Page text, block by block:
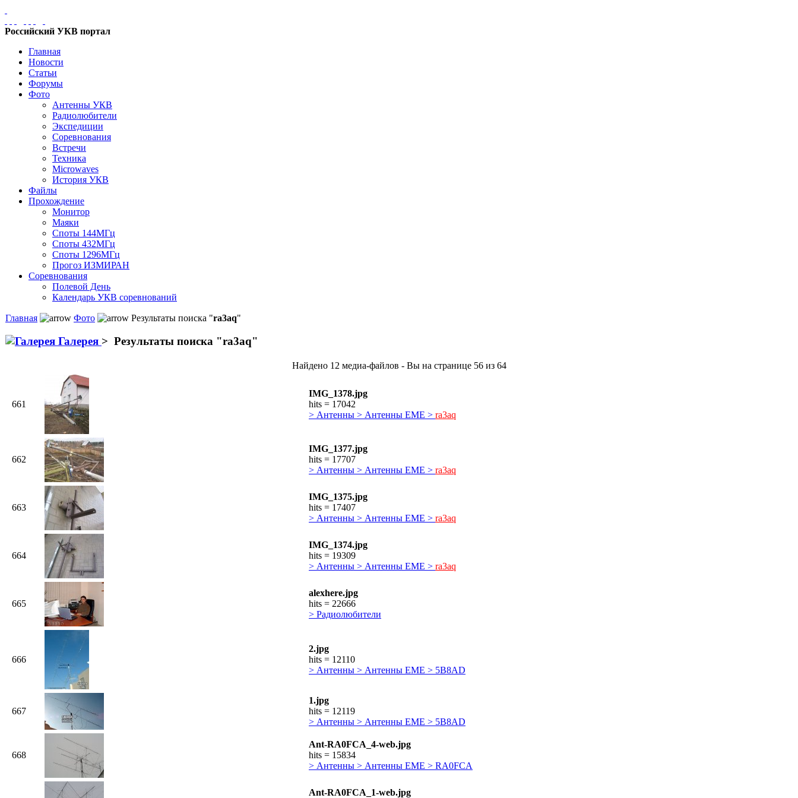
Российский УКВ портал
Главная
Новости
Статьи
Форумы
Фото
Антенны УКВ
Радиолюбители
Экспедиции
Соревнования
Встречи
Техника
Microwaves
История УКВ
Файлы
Прохождение
Монитор
Маяки
Споты 144МГц
Споты 432МГц
Споты 1296МГц
Прогоз ИЗМИРАН
Соревнования
Полевой День
Календарь УКВ соревнований
Главная Фото Результаты поиска "ra3aq"
Галерея > Результаты поиска "ra3aq"
Найдено 12 медиа-файлов - Вы на странице 56 из 64
661
IMG_1378.jpg
hits = 17042
> Антенны > Антенны ЕМЕ > ra3aq
662
IMG_1377.jpg
hits = 17707
> Антенны > Антенны ЕМЕ > ra3aq
663
IMG_1375.jpg
hits = 17407
> Антенны > Антенны ЕМЕ > ra3aq
664
IMG_1374.jpg
hits = 19309
> Антенны > Антенны ЕМЕ > ra3aq
665
alexhere.jpg
hits = 22666
> Радиолюбители
666
2.jpg
hits = 12110
> Антенны > Антенны ЕМЕ > 5B8AD
667
1.jpg
hits = 12119
> Антенны > Антенны ЕМЕ > 5B8AD
668
Ant-RA0FCA_4-web.jpg
hits = 15834
> Антенны > Антенны ЕМЕ > RA0FCA
Ant-RA0FCA_1-web.jpg